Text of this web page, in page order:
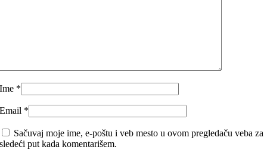
Ime *
Email *
Sačuvaj moje ime, e-poštu i veb mesto u ovom pregledaču veba za
sledeći put kada komentarišem.